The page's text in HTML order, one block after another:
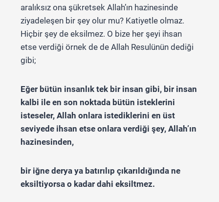
aralıksız ona şükretsek Allah’ın hazinesinde
ziyadeleşen bir şey olur mu? Katiyetle olmaz.
Hiçbir şey de eksilmez. O bize her şeyi ihsan
etse verdiği örnek de de Allah Resulünün dediği
gibi;
Eğer bütün insanlık tek bir insan gibi, bir insan
kalbi ile en son noktada bütün isteklerini
isteseler, Allah onlara istediklerini en üst
seviyede ihsan etse onlara verdiği şey, Allah’ın
hazinesinden,
bir iğne derya ya batırılıp çıkarıldığında ne
eksiltiyorsa o kadar dahi eksiltmez.